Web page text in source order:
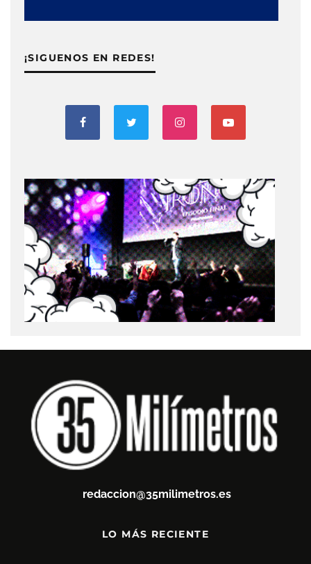
¡SIGUENOS EN REDES!
redaccion@35milimetros.es
LO MÁS RECIENTE